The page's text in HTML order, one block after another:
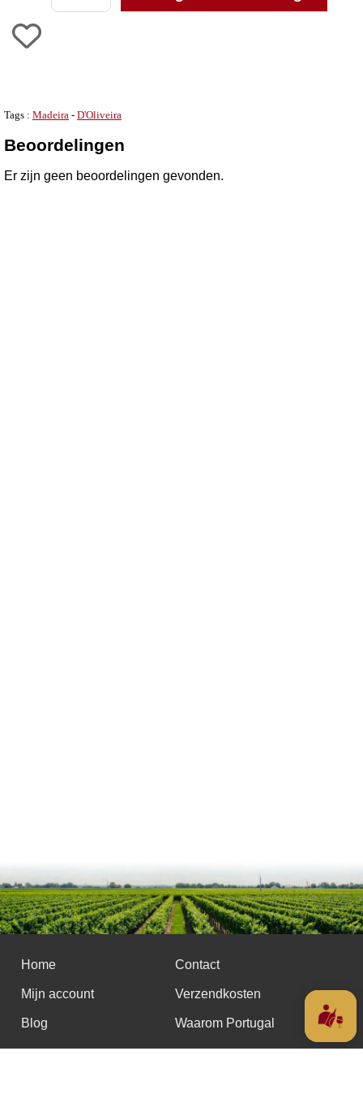
Tags : Madeira - D'Oliveira
Beoordelingen
Er zijn geen beoordelingen gevonden.
Home Contact
Mijn account Verzendkosten
Blog Waarom Portugal